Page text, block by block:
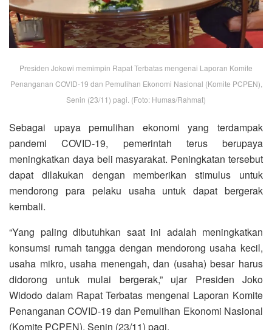
Presiden Jokowi memimpin Rapat Terbatas mengenai Laporan Komite
Penanganan COVID-19 dan Pemulihan Ekonomi Nasional (Komite PCPEN),
Senin (23/11) pagi. (Foto: Humas/Rahmat)
Sebagai upaya pemulihan ekonomi yang terdampak
pandemi COVID-19, pemerintah terus berupaya
meningkatkan daya beli masyarakat. Peningkatan tersebut
dapat dilakukan dengan memberikan stimulus untuk
mendorong para pelaku usaha untuk dapat bergerak
kembali.
“Yang paling dibutuhkan saat ini adalah meningkatkan
konsumsi rumah tangga dengan mendorong usaha kecil,
usaha mikro, usaha menengah, dan (usaha) besar harus
didorong untuk mulai bergerak,” ujar Presiden Joko
Widodo dalam Rapat Terbatas mengenai Laporan Komite
Penanganan COVID-19 dan Pemulihan Ekonomi Nasional
(Komite PCPEN), Senin (23/11) pagi.